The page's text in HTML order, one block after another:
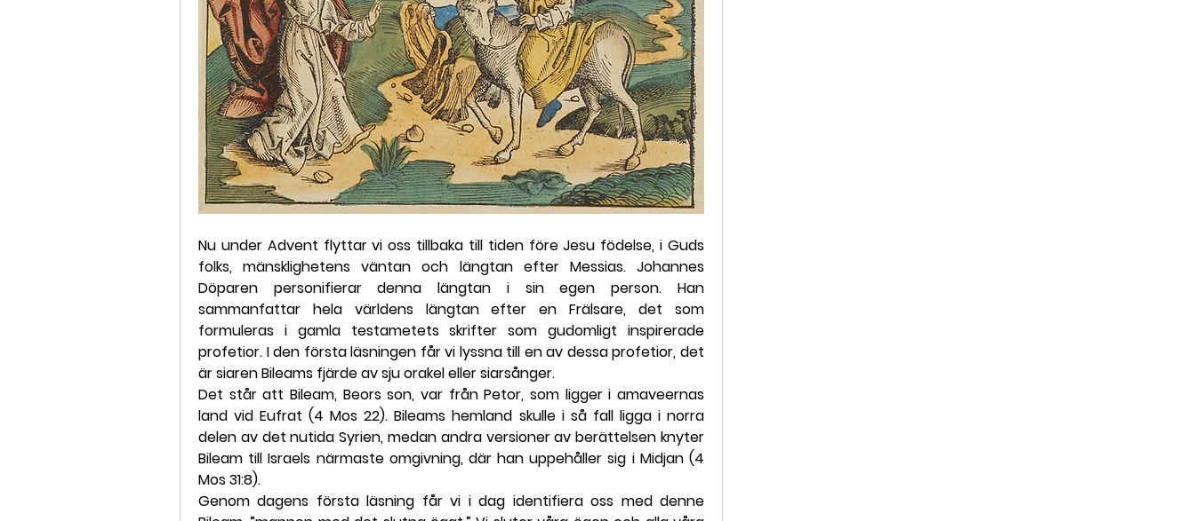
Nu under Advent flyttar vi oss tillbaka till tiden före Jesu födelse, i Guds
folks, mänsklighetens väntan och längtan efter Messias. Johannes
Döparen personifierar denna längtan i sin egen person. Han
sammanfattar hela världens längtan efter en Frälsare, det som
formuleras i gamla testametets skrifter som gudomligt inspirerade
profetior. I den första läsningen får vi lyssna till en av dessa profetior, det
är siaren Bileams fjärde av sju orakel eller siarsånger.
Det står att Bileam, Beors son, var från Petor, som ligger i amaveernas
land vid Eufrat (4 Mos 22). Bileams hemland skulle i så fall ligga i norra
delen av det nutida Syrien, medan andra versioner av berättelsen knyter
Bileam till Israels närmaste omgivning, där han uppehåller sig i Midjan (4
Mos 31:8).
Genom dagens första läsning får vi i dag identifiera oss med denne